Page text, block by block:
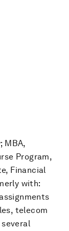
MBA,
Program,
Financial
with:
telecom